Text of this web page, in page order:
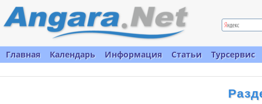
Главная Календарь Информация Статьи Турсервис